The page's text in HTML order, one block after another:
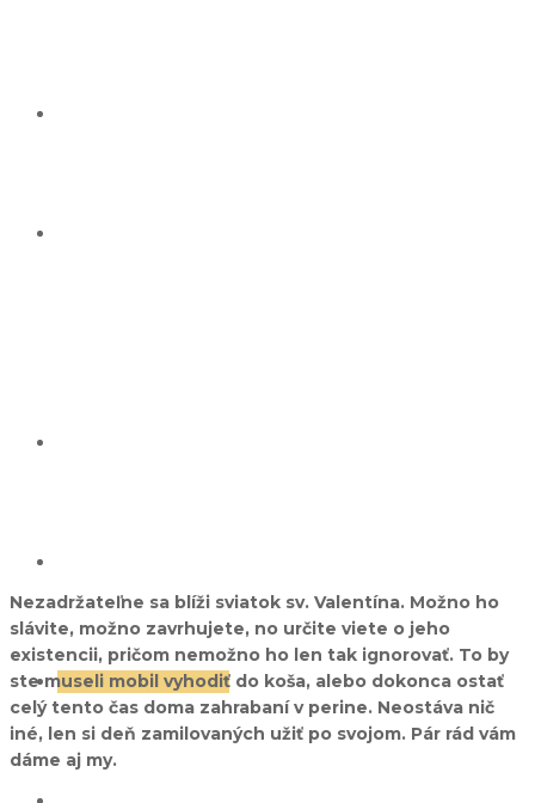
Rezervovať pobyt
Nezadržateľne sa blíži sviatok sv. Valentína. Možno ho
slávite, možno zavrhujete, no určite viete o jeho
existencii, pričom nemožno ho len tak ignorovať. To by
ste museli mobil vyhodiť do koša, alebo dokonca ostať
celý tento čas doma zahrabaní v perine. Neostáva nič
iné, len si deň zamilovaných užiť po svojom. Pár rád vám
dáme aj my.